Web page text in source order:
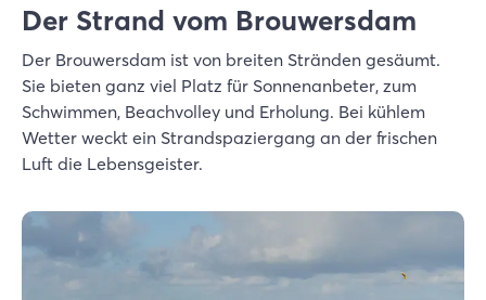
Der Strand vom Brouwersdam
Der Brouwersdam ist von breiten Stränden gesäumt.
Sie bieten ganz viel Platz für Sonnenanbeter, zum
Schwimmen, Beachvolley und Erholung. Bei kühlem
Wetter weckt ein Strandspaziergang an der frischen
Luft die Lebensgeister.